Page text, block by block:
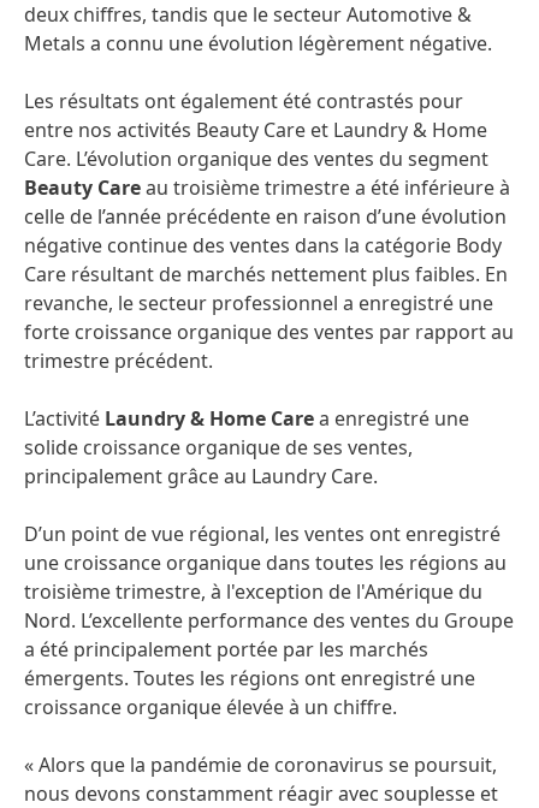
deux chiffres, tandis que le secteur Automotive &
Metals a connu une évolution légèrement négative.
Les résultats ont également été contrastés pour
entre nos activités Beauty Care et Laundry & Home
Care. L’évolution organique des ventes du segment
Beauty Careau troisième trimestre a été inférieure à
celle de l’année précédente en raison d’une évolution
négative continue des ventes dans la catégorie Body
Care résultant de marchés nettement plus faibles. En
revanche, le secteur professionnel a enregistré une
forte croissance organique des ventes par rapport au
trimestre précédent.
L’activité Laundry & Home Carea enregistré une
solide croissance organique de ses ventes,
principalement grâce au Laundry Care.
D’un point de vue régional, les ventes ont enregistré
une croissance organique dans toutes les régions au
troisième trimestre, à l'exception de l'Amérique du
Nord. L’excellente performance des ventes du Groupe
a été principalement portée par les marchés
émergents. Toutes les régions ont enregistré une
croissance organique élevée à un chiffre.
« Alors que la pandémie de coronavirus se poursuit,
nous devons constamment réagir avec souplesse et